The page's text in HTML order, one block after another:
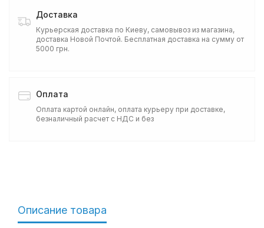
Доставка
Курьерская доставка по Киеву, самовывоз из магазина,
доставка Новой Почтой. Бесплатная доставка на сумму от
5000 грн.
Оплата
Оплата картой онлайн, оплата курьеру при доставке,
безналичный расчет с НДС и без
Описание товара